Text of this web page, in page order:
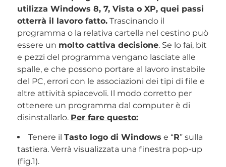
utilizza Windows 8, 7, Vista o XP, quei passi
otterrà il lavoro fatto.Trascinando il
programma o la relativa cartella nel cestino può
essere un molto cattiva decisione. Se lo fai, bit
e pezzi del programma vengano lasciate alle
spalle, e che possono portare al lavoro instabile
del PC, errori con le associazioni dei tipi di file e
altre attività spiacevoli. Il modo corretto per
ottenere un programma dal computer è di
disinstallarlo. Per fare questo:
Tenere il Tasto logo di Windows e “R” sulla
tastiera. Verrà visualizzata una finestra pop-up
(fig.1).